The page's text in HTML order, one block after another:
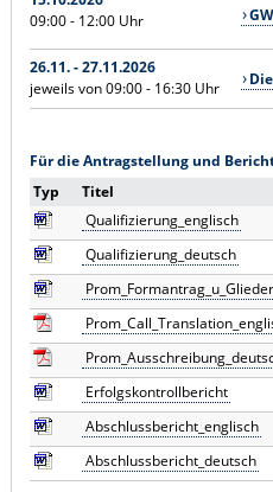
09:00 - 12:00 Uhr
26.11. - 27.11.2026
jeweils von 09:00 - 16:30 Uhr
Für die Antragstellung und
Typ
Titel
Qualifizierung_englisch
Qualifizierung_deutsch
Erfolgskontrollbericht
Abschlussbericht_englisch
Abschlussbericht_deutsch